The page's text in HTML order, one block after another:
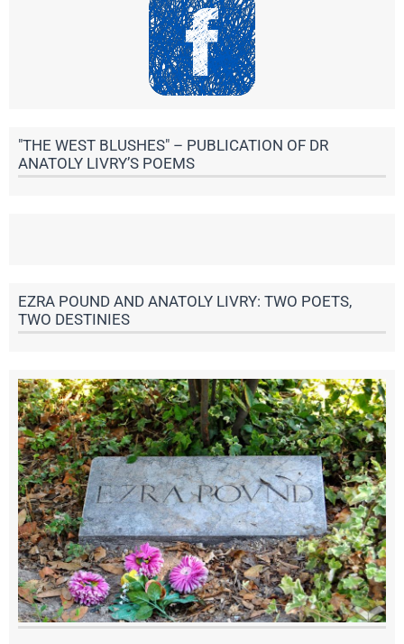
"THE WEST BLUSHES" – PUBLICATION OF DR
ANATOLY LIVRY’S POEMS
EZRA POUND AND ANATOLY LIVRY: TWO POETS,
TWO DESTINIES